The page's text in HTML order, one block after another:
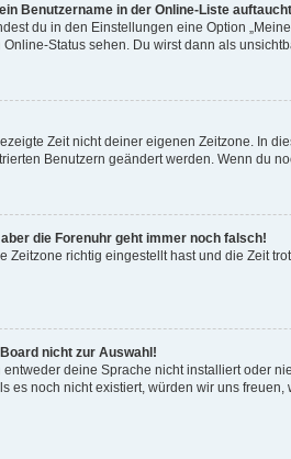
Benutzername in der Online-Liste
du in den Einstellungen eine Option
Status sehen. Du wirst dann als
Zeit nicht deiner eigenen Zeitzone. In
Benutzern geändert werden. Wenn du
die Forenuhr geht immer noch falsch!
Zeitzone richtig eingestellt hast und die Zeit
nicht zur Auswahl!
deine Sprache nicht installiert oder
es noch nicht existiert, würden wir uns